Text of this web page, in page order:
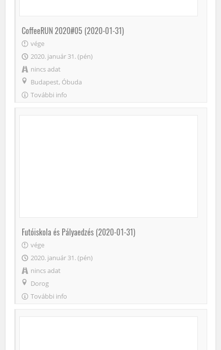
CoffeeRUN 2020#05 (2020-01-31)
vége
2020. január 31. (pén)
nincs adat
Budapest, Óbuda
További info
Futóiskola és Pályaedzés (2020-01-31)
vége
2020. január 31. (pén)
nincs adat
Dorog
További info